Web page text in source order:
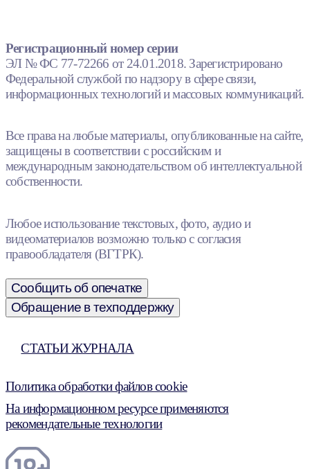
Регистрационный номер серии
ЭЛ № ФС 77-72266 от 24.01.2018. Зарегистрировано
Федеральной службой по надзору в сфере связи,
информационных технологий и массовых коммуникаций.
Все права на любые материалы, опубликованные на сайте,
защищены в соответствии с российским и
международным законодательством об интеллектуальной
собственности.
Любое использование текстовых, фото, аудио и
видеоматериалов возможно только с согласия
правообладателя (ВГТРК).
Сообщить об опечатке
Обращение в техподдержку
СТАТЬИ ЖУРНАЛА
Политика обработки файлов cookie
На информационном ресурсе применяются
рекомендательные технологии